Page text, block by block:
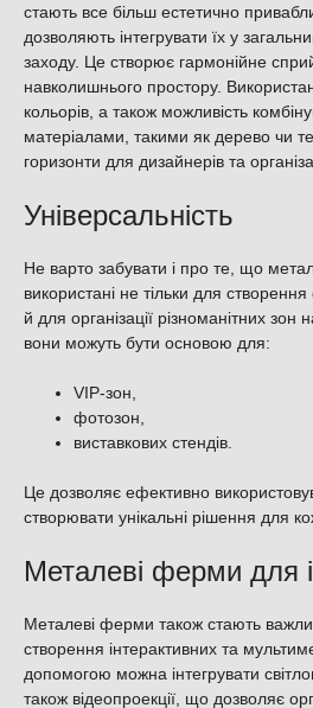
стають все більш естетично
дозволяють інтегрувати їх у
заходу. Це створює гармонійне
навколишнього простору.
кольорів, а також можливість
матеріалами, такими як дерево чи
горизонти для дизайнерів та
Універсальність
Не варто забувати і про те, що
використані не тільки для створення
й для організації різноманітних зон
вони можуть бути основою для:
VIP-зон,
фотозон,
виставкових стендів.
Це дозволяє ефективно
створювати унікальні рішення для
Металеві ферми для
Металеві ферми також стають
створення інтерактивних та
допомогою можна інтегрувати
також відеопроекції, що дозволяє